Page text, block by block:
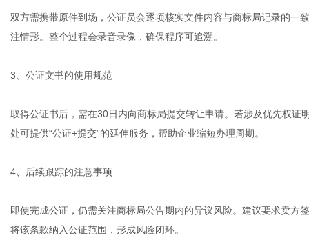
双方需携带原件到场，公证员会逐项核实文件内容与商标局记录的一
注情形。整个过程会录音录像，确保程序可追溯。
3、公证文书的使用规范
取得公证书后，需在30日内向商标局提交转让申请。若涉及优先权
处可提供“公证+提交”的延伸服务，帮助企业缩短办理周期。
4、后续跟踪的注意事项
即使完成公证，仍需关注商标局公告期内的异议风险。建议要求卖方
将该条款纳入公证范围，形成风险闭环。